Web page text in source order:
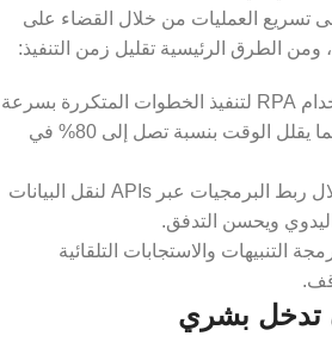
تسريع العمليات من خلال القضاء على
ومن الطرق الرئيسية تقليل زمن التنفيذ:
أتمتة المهام الروتينية باستخدام RPA لتنفيذ الخطوات المتكررة بسرعة
فائقة دون انتظار بشري، مما يقلل الوقت بنسبة تصل إلى 80% في
التكامل بين الأنظمة من خلال ربط البرمجيات عبر APIs لنقل البيانات
ويحسن التدفق.
التنبيهات والاستجابات التلقائية
تدخل بشري